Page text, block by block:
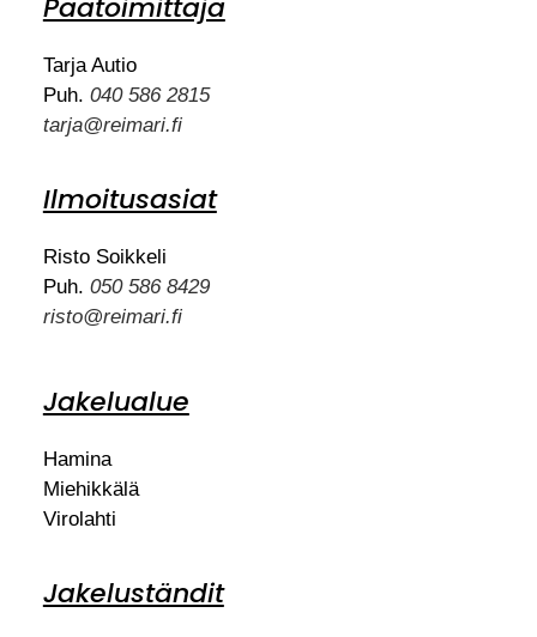
Päätoimittaja
Tarja Autio
Puh. 040 586 2815
tarja@reimari.fi
Ilmoitusasiat
Risto Soikkeli
Puh. 050 586 8429
risto@reimari.fi
Jakelualue
Hamina
Miehikkälä
Virolahti
Jakeluständit